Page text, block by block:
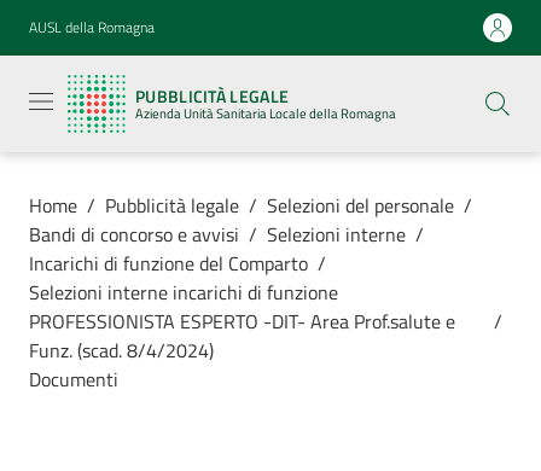
Vai al contenuto
Vai alla navigazione
Vai al footer
AUSL della Romagna
PUBBLICITÀ LEGALE
Azienda Unità Sanitaria Locale della Romagna
legale
Azienda
Unità
Locale della
Azienda
Home / Pubblicità legale / Selezioni del personale /
Bandi di concorso e avvisi / Selezioni interne /
Incarichi di funzione del Comparto /
Selezioni interne incarichi di funzione
PROFESSIONISTA ESPERTO -DIT- Area Prof.salute e
Funz. (scad. 8/4/2024)
/
Documenti